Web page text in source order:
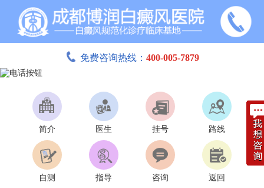
免费咨询热线： 400-005-7879
简介 医生 挂号 路线
自测 指导 咨询 返回